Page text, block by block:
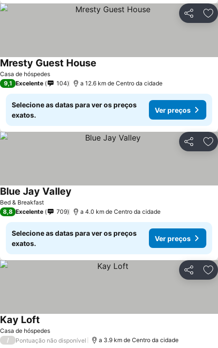
Partilhar
Casa de hóspedes
Mresty Guest House
9,1 Excelente 104 a 12.6 km de Centro da cidade
Selecione as datas para ver os preços
exatos.
Ver preços
Partilhar
Bed & Breakfast
Blue Jay Valley
8,8 Excelente 709 a 4.0 km de Centro da cidade
Selecione as datas para ver os preços
exatos.
Ver preços
Partilhar
Casa de hóspedes
Kay Loft
/ Pontuação não disponível a 3.9 km de Centro da cidade